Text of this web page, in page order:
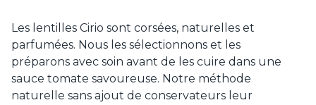
Les lentilles Cirio sont corsées, naturelles et
parfumées. Nous les sélectionnons et les
préparons avec soin avant de les cuire dans une
sauce tomate savoureuse. Notre méthode
naturelle sans ajout de conservateurs leur